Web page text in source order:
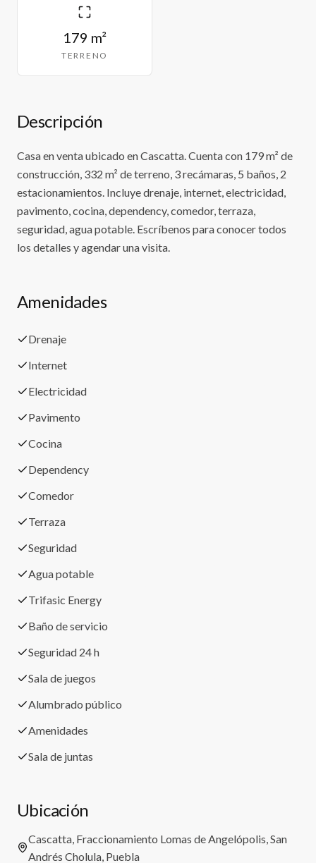
179 m²
TERRENO
Descripción
Casa en venta ubicado en Cascatta. Cuenta con 179 m² de
construcción, 332 m² de terreno, 3 recámaras, 5 baños, 2
estacionamientos. Incluye drenaje, internet, electricidad,
pavimento, cocina, dependency, comedor, terraza,
seguridad, agua potable. Escríbenos para conocer todos
los detalles y agendar una visita.
Amenidades
Drenaje
Internet
Electricidad
Pavimento
Cocina
Dependency
Comedor
Terraza
Seguridad
Agua potable
Trifasic Energy
Baño de servicio
Seguridad 24 h
Sala de juegos
Alumbrado público
Amenidades
Sala de juntas
Ubicación
Cascatta, Fraccionamiento Lomas de Angelópolis, San
Andrés Cholula, Puebla